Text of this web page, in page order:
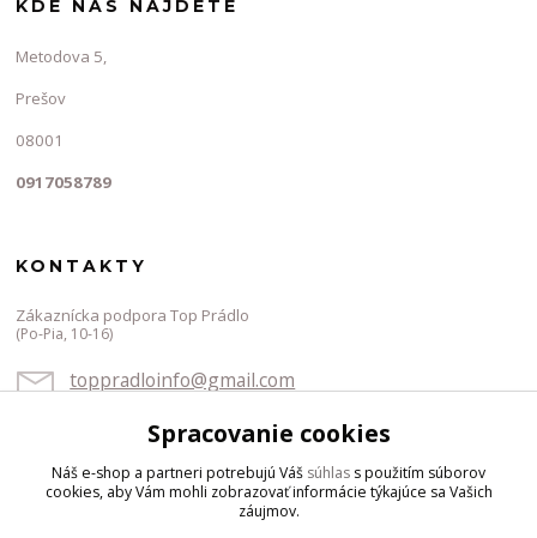
KDE NÁS NÁJDETE
Metodova 5,
Prešov
08001
0917058789
KONTAKTY
Zákaznícka podpora Top Prádlo
(Po-Pia, 10-16)
toppradloinfo@gmail.com
Spracovanie cookies
Náš e-shop a partneri potrebujú Váš súhlas s použitím súborov
cookies, aby Vám mohli zobrazovať informácie týkajúce sa Vašich
záujmov.